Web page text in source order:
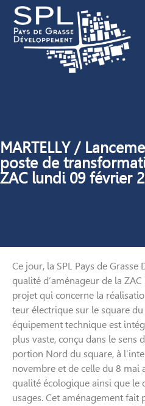
MARTELLY /
poste de
ZAC lundi 09 février
Ce jour, la SPL Pays de Grasse
qualité d’aménageur de la
projet qui concerne la
teur électrique sur le square
équipement technique est
plus vaste, conçu dans le sens
portion Nord du square, à
novembre et de celle du 8 mai
qualité écologique ainsi que le
usages. Cet aménagement fait